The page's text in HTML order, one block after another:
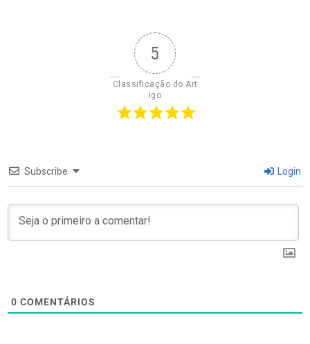
5
Classificação do Art
igo
Subscribe Login
0 COMENTÁRIOS